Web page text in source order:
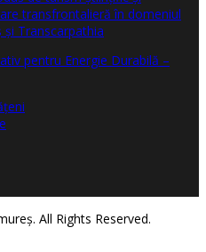
All Rights Reserved.